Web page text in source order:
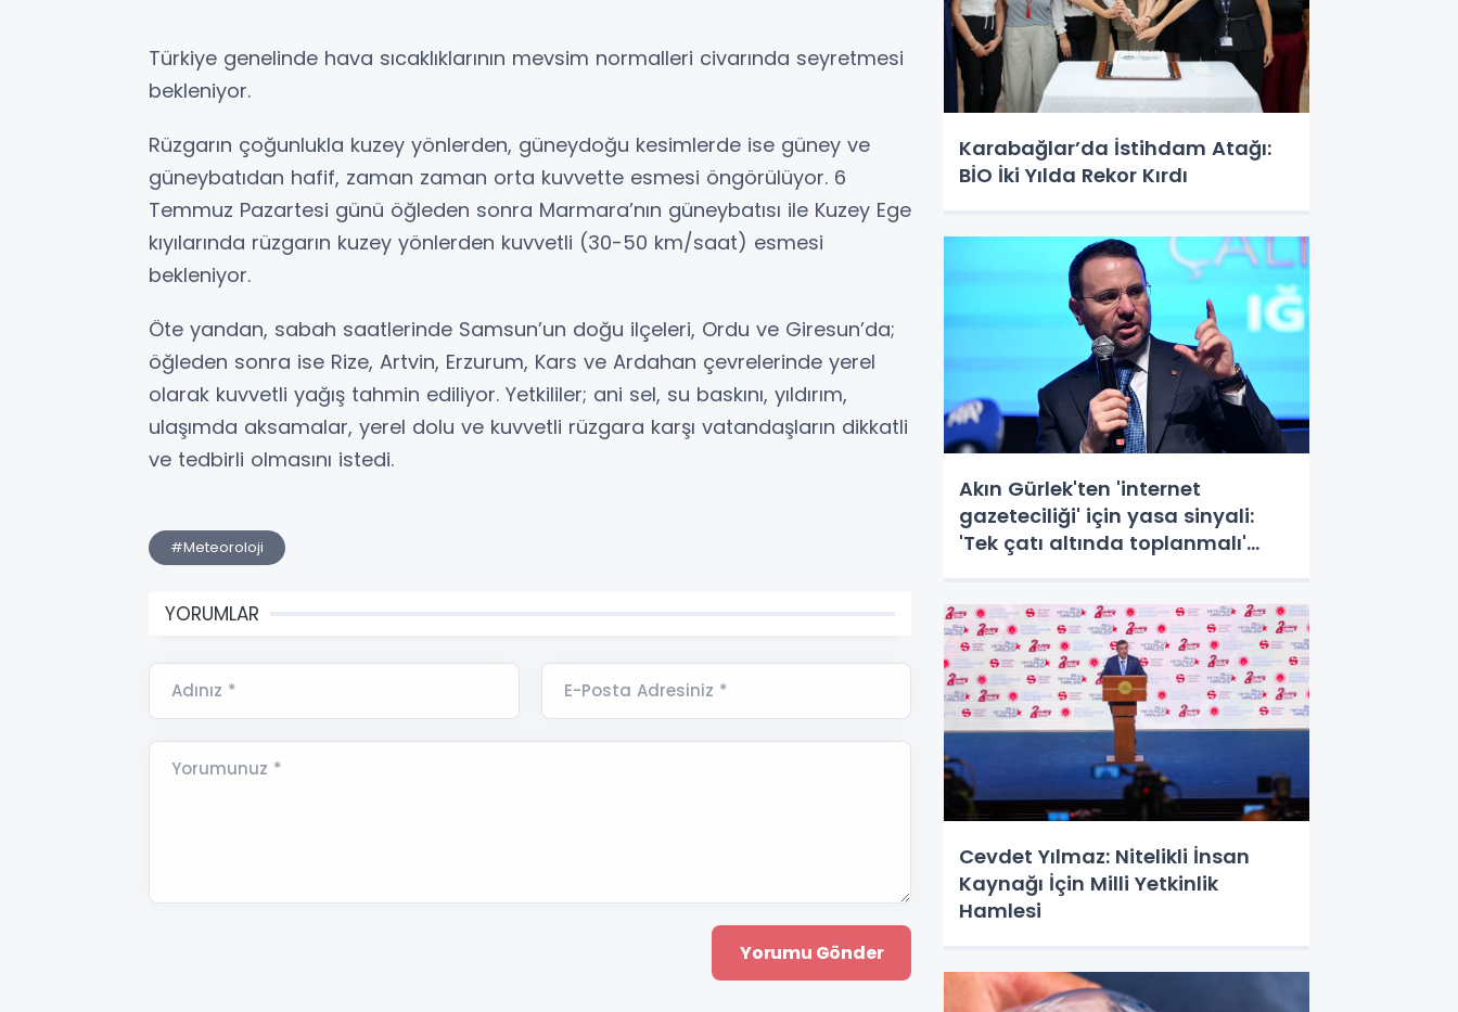
Türkiye genelinde hava sıcaklıklarının mevsim normalleri civarında seyretmesi
bekleniyor.
Rüzgarın çoğunlukla kuzey yönlerden, güneydoğu kesimlerde ise güney ve
güneybatıdan hafif, zaman zaman orta kuvvette esmesi öngörülüyor. 6
Temmuz Pazartesi günü öğleden sonra Marmara’nın güneybatısı ile Kuzey Ege
kıyılarında rüzgarın kuzey yönlerden kuvvetli (30-50 km/saat) esmesi
bekleniyor.
Öte yandan, sabah saatlerinde Samsun’un doğu ilçeleri, Ordu ve Giresun’da;
öğleden sonra ise Rize, Artvin, Erzurum, Kars ve Ardahan çevrelerinde yerel
olarak kuvvetli yağış tahmin ediliyor. Yetkililer; ani sel, su baskını, yıldırım,
ulaşımda aksamalar, yerel dolu ve kuvvetli rüzgara karşı vatandaşların dikkatli
ve tedbirli olmasını istedi.
#Meteoroloji
YORUMLAR
Adınız * E-Posta Adresiniz *
Yorumunuz *
Karabağlar’da İstihdam Atağı:
BİO İki Yılda Rekor Kırdı
Akın Gürlek'ten 'internet
gazeteciliği' için yasa sinyali:
'Tek çatı altında toplanmalı'
Cevdet Yılmaz: Nitelikli İnsan
Kaynağı İçin Milli Yetkinlik
Hamlesi